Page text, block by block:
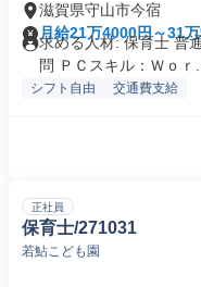
滋賀県守山市今宿
月給21万4000円～31
求める人材: 保育士 普
問 ＰＣスキル：Ｗｏｒ...
シフト自由 交通費支給
正社員
保育士/271031
若鮎こども園